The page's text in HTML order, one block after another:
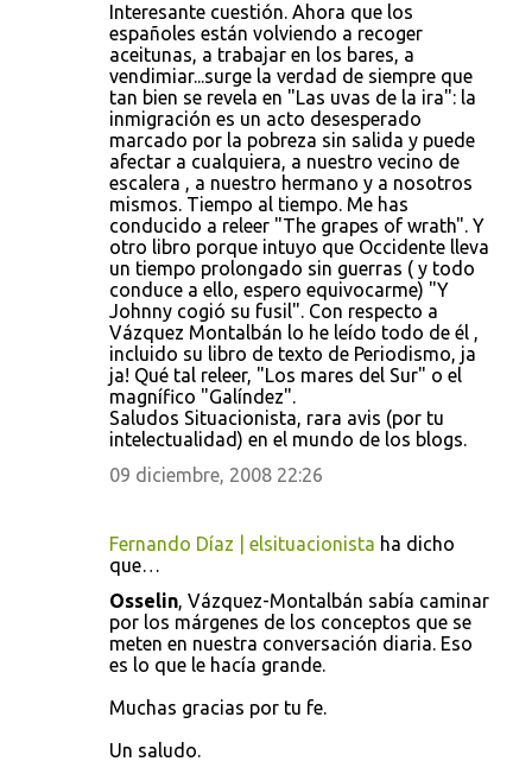
Interesante cuestión. Ahora que los
españoles están volviendo a recoger
aceitunas, a trabajar en los bares, a
vendimiar...surge la verdad de siempre que
tan bien se revela en "Las uvas de la ira": la
inmigración es un acto desesperado
marcado por la pobreza sin salida y puede
afectar a cualquiera, a nuestro vecino de
escalera , a nuestro hermano y a nosotros
mismos. Tiempo al tiempo. Me has
conducido a releer "The grapes of wrath". Y
otro libro porque intuyo que Occidente lleva
un tiempo prolongado sin guerras ( y todo
conduce a ello, espero equivocarme) "Y
Johnny cogió su fusil". Con respecto a
Vázquez Montalbán lo he leído todo de él ,
incluido su libro de texto de Periodismo, ja
ja! Qué tal releer, "Los mares del Sur" o el
magnífico "Galíndez".
Saludos Situacionista, rara avis (por tu
intelectualidad) en el mundo de los blogs.
09 diciembre, 2008 22:26
Fernando Díaz | elsituacionista ha dicho
que…
Osselin, Vázquez-Montalbán sabía caminar
por los márgenes de los conceptos que se
meten en nuestra conversación diaria. Eso
es lo que le hacía grande.
Muchas gracias por tu fe.
Un saludo.